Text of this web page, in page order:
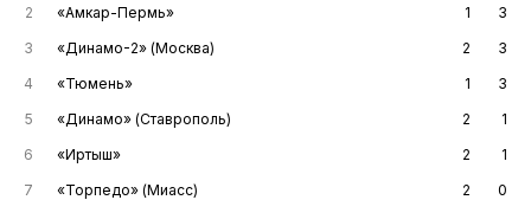
2
«Амкар-Пермь» 1
3
3
«Динамо-2» (Москва) 2
3
4
«Тюмень» 1
3
5
«Динамо» (Ставрополь) 2
1
6
«Иртыш» 2
1
7
«Торпедо» (Миасс) 2 0